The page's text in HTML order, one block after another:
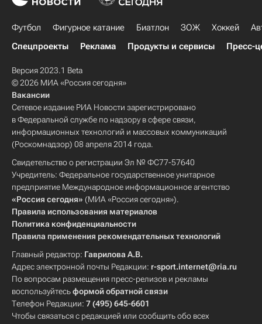
Футбол Фигурное катание Биатлон ЗОЖ Хоккей
Спецпроекты
Реклама Продукты и сервисы Пресс-
Версия 2023.1 Beta
© 2026 МИА «Россия сегодня»
Вакансии
Сетевое издание РИА Новости зарегистрировано
в Федеральной службе по надзору в сфере связи,
информационных технологий и массовых коммуникаций
(Роскомнадзор) 08 апреля 2014 года.
Свидетельство о регистрации Эл № ФС77-57640
Учредитель: Федеральное государственное унитарное
предприятие Международное информационное агентство
«Россия сегодня» (МИА «Россия сегодня»).
Правила использования материалов
Политика конфиденциальности
Правила применения рекомендательных технологий
Главный редактор: Гаврилова А.В.
Адрес электронной почты Редакции: r-sport.internet@ria.ru
По вопросам размещения пресс-релизов и рекламы
воспользуйтесьформой обратной связи
Телефон Редакции: 7 (495) 645-6601
Чтобы связаться с редакцией или сообщить обо всех